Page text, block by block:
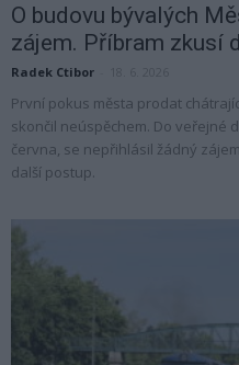
O budovu bývalých
zájem. Příbram zkusí
Radek Ctibor
První pokus města prodat
skončil neúspěchem. Do veřejné
června, se nepřihlásil žádný
další postup.